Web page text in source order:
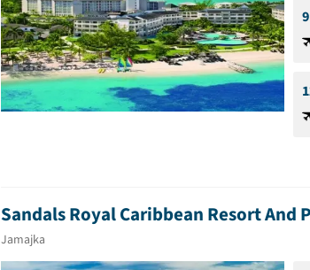
Sandals Royal Caribbean Resort And
Jamajka